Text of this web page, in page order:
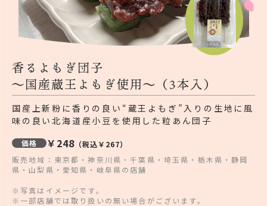
香るよもぎ団子
～国産蔵王よもぎ使用～（3本入）
国産上新粉に香りの良い“蔵王よもぎ”入りの生地に風
味の良い北海道産小豆を使用した粒あん団子
価格 ￥248（税込￥267）
販売地域：東京都・神奈川県・千葉県・埼玉県・栃木県・静岡
県・山梨県・愛知県・岐阜県の店舗
※写真はイメージです。
※一部店舗では取り扱いの無い場合がございます。